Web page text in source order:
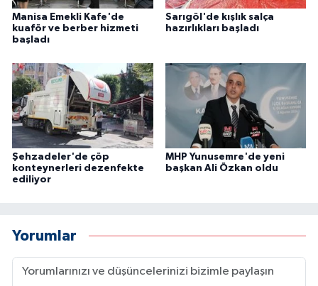
Manisa Emekli Kafe'de
kuaför ve berber hizmeti
başladı
Sarıgöl'de kışlık salça
hazırlıkları başladı
Şehzadeler'de çöp
konteynerleri dezenfekte
ediliyor
MHP Yunusemre'de yeni
başkan Ali Özkan oldu
Yorumlar